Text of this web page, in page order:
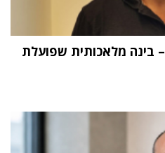
"העתיד הוא Physical AI – בינה מלאכותית שפועלת